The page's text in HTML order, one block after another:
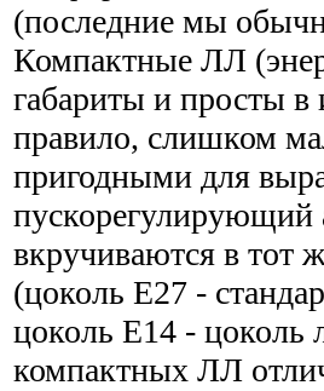
(последние мы
Компактные ЛЛ
габариты и просты в
правило, слишком
пригодными для
пускорегулирующий
вкручиваются в тот
(цоколь Е27 -
цоколь Е14 - цоколь
компактных ЛЛ